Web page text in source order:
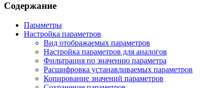
Содержание
Параметры
Настройка параметров
Вид отображаемых параметров
Настройка параметров для аналогов
Фильтрация по значению параметра
Расшифровка устанавливаемых параметров
Копирование значений параметров